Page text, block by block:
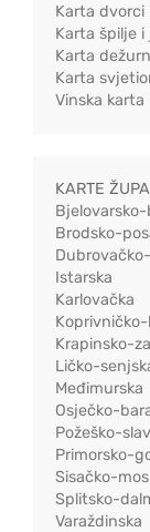
Karta
Karta špilje i
Karta
Karta
Vinska karta
KARTE
Brodsko-
Istarska
Karlovačka
Krapinsko-
Ličko-
Međimurska
Osječko-
Požeško-
Primorsko-
Sisačko-
Splitsko-
Varaždinska